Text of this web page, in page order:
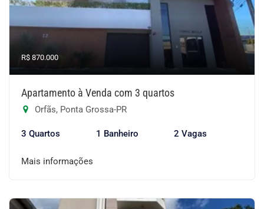
R$ 870.000
Apartamento à Venda com 3 quartos
Orfãs, Ponta Grossa-PR
3 Quartos 1 Banheiro 2 Vagas
Mais informações